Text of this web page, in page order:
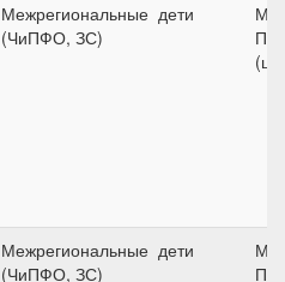
Межрегиональные
(ЧиПФО, ЗС)
дети
МЕ
Межрегиональные
(ЧиПФО, ЗС)
дети
МЕ